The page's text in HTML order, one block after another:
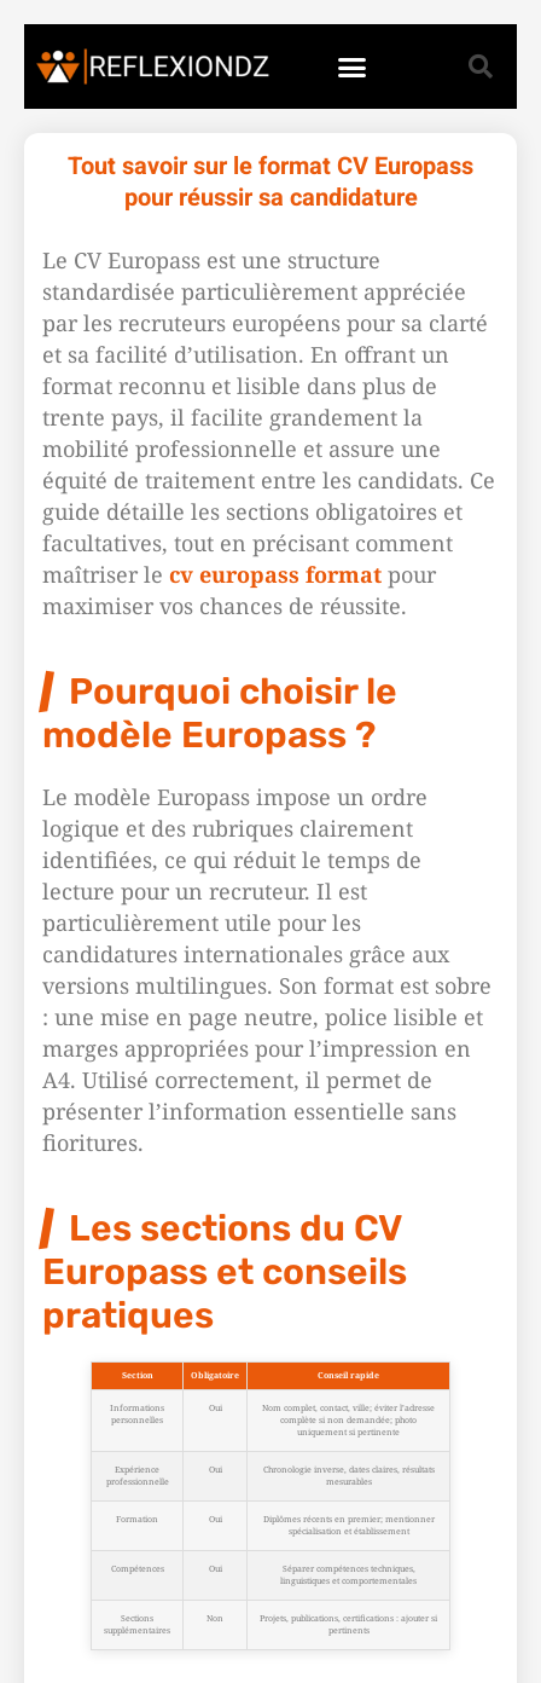
Tout savoir sur le format CV Europass
pour réussir sa candidature
Le CV Europass est une structure
standardisée particulièrement appréciée
par les recruteurs européens pour sa clarté
et sa facilité d’utilisation. En offrant un
format reconnu et lisible dans plus de
trente pays, il facilite grandement la
mobilité professionnelle et assure une
équité de traitement entre les candidats. Ce
guide détaille les sections obligatoires et
facultatives, tout en précisant comment
maîtriser le cv europass format pour
maximiser vos chances de réussite.
Pourquoi choisir le
modèle Europass ?
Le modèle Europass impose un ordre
logique et des rubriques clairement
identifiées, ce qui réduit le temps de
lecture pour un recruteur. Il est
particulièrement utile pour les
candidatures internationales grâce aux
versions multilingues. Son format est sobre
: une mise en page neutre, police lisible et
marges appropriées pour l’impression en
A4. Utilisé correctement, il permet de
présenter l’information essentielle sans
fioritures.
Les sections du CV
Europass et conseils
pratiques
Section Obligatoire Conseil rapide
Informations
personnelles
Oui
Nom complet, contact, ville; éviter l’adresse
complète si non demandée; photo
uniquement si pertinente
Expérience
professionnelle
Oui
Chronologie inverse, dates claires, résultats
mesurables
Formation Oui
Diplômes récents en premier; mentionner
spécialisation et établissement
Compétences Oui
Séparer compétences techniques,
linguistiques et comportementales
Sections
supplémentaires
Non
Projets, publications, certifications : ajouter si
pertinents